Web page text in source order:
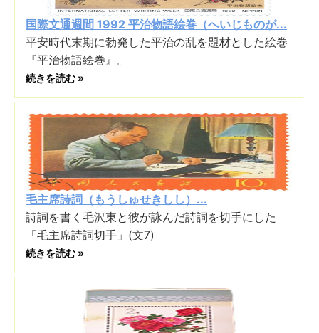
国際文通週間 1992 平治物語絵巻（へいじものが...
平安時代末期に勃発した平治の乱を題材とした絵巻
『平治物語絵巻』。
続きを読む »
毛主席詩詞（もうしゅせきしし）...
詩詞を書く毛沢東と彼が詠んだ詩詞を切手にした
「毛主席詩詞切手」(文7)
続きを読む »